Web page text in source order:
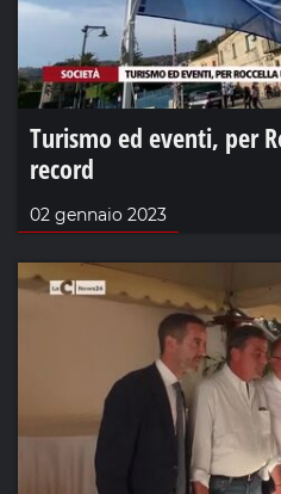
Turismo ed eventi, per
record
02 gennaio 2023